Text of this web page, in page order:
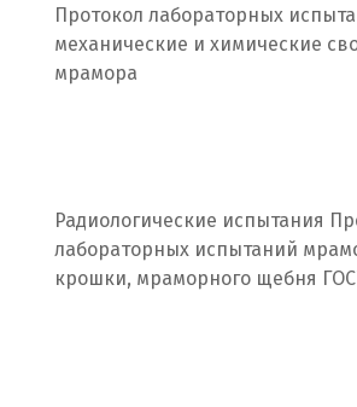
Нижневартовск
Новгород
Новокоалиновый
Протокол лабораторных
механические и химические
мрамора
Радиологические испытания
лабораторных испытаний
крошки, мраморного щебня